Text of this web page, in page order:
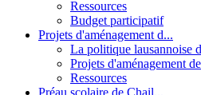
Ressources
Budget participatif
Projets d'aménagement d...
La politique lausannoise
Projets d'aménagement
Ressources
Préau scolaire de Chail...